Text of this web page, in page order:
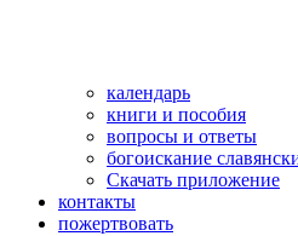
календарь
книги и пособия
вопросы и ответы
богоискание
Скачать приложение
контакты
пожертвовать